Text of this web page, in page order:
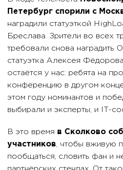
Петербург спорили с
наградили статуэткой
Бреслава. Зрители во всех
требовали снова наградить
статуэтка Алексея
остаётся у нас: ребята на
конференцию в другом
этом году номинантов и
выбирали и эксперты, и IT-
В это время в Сколково
участников, чтобы вживую
пообщаться, словить фан и